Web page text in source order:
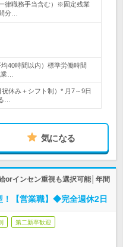
律職務手当含む）※固定残業
分…
40時間以内）標準労働時間
…
休み＋シフト制）* 月7～9日
…
気になる
orインセン重視も選択可能│年間
！【営業職】◆完全週休2日
第二新卒歓迎